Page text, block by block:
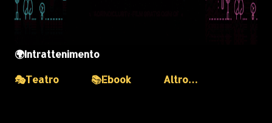
🌍Intrattenimento
🎭Teatro
📚Ebook Altro…